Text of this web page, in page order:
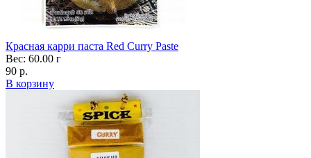
Красная карри паста Red Curry Paste
Вес: 60.00 г
90 р.
В корзину